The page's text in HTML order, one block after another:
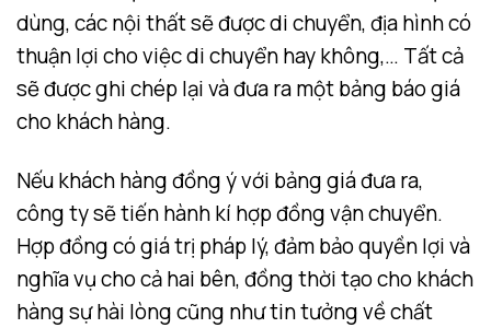
dùng, các nội thất sẽ được di chuyển, địa hình có
thuận lợi cho việc di chuyển hay không,… Tất cả
sẽ được ghi chép lại và đưa ra một bảng báo giá
cho khách hàng.
Nếu khách hàng đồng ý với bảng giá đưa ra,
công ty sẽ tiến hành kí hợp đồng vận chuyển.
Hợp đồng có giá trị pháp lý, đảm bảo quyền lợi và
nghĩa vụ cho cả hai bên, đồng thời tạo cho khách
hàng sự hài lòng cũng như tin tưởng về chất